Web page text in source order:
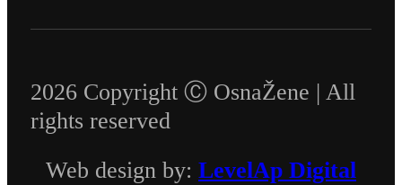
2026 Copyright Ⓒ OsnaŽene | All
rights reserved
Web design by: LevelAp Digital